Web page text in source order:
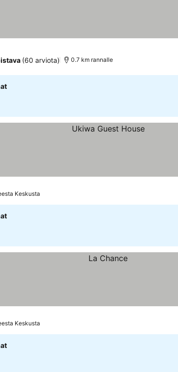
(60 arviota) 0.7 km rannalle
Keskusta
Keskusta